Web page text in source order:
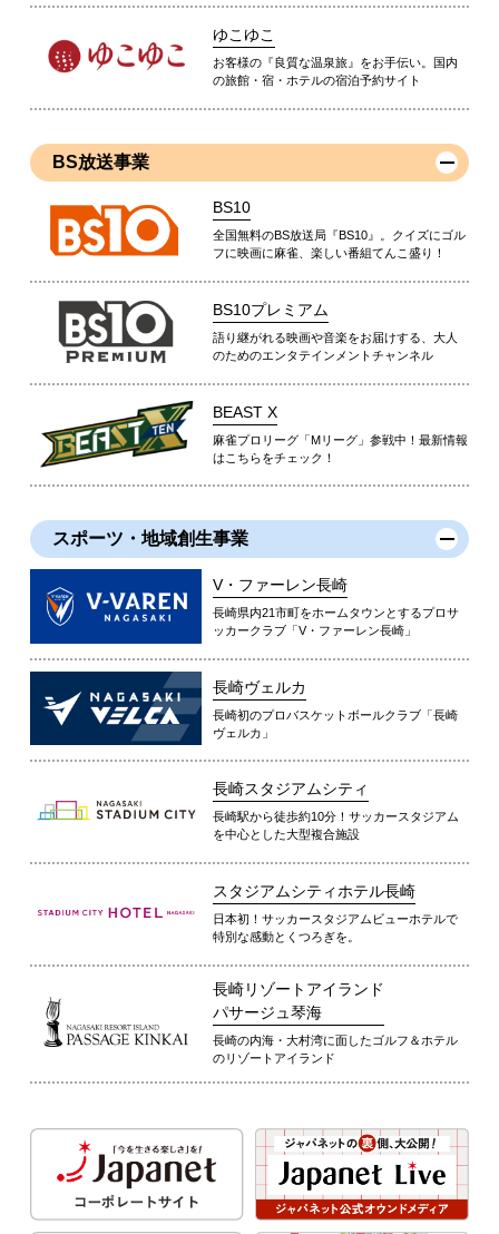
ゆこゆこ
お客様の『良質な温泉旅』をお手伝い。国内
の旅館・宿・ホテルの宿泊予約サイト
BS放送事業
BS10
全国無料のBS放送局『BS10』。クイズにゴル
フに映画に麻雀、楽しい番組てんこ盛り！
BS10プレミアム
語り継がれる映画や音楽をお届けする、大人
のためのエンタテインメントチャンネル
BEAST X
麻雀プロリーグ「Mリーグ」参戦中！最新情報
はこちらをチェック！
スポーツ・地域創生事業
V・ファーレン長崎
長崎県内21市町をホームタウンとするプロサ
ッカークラブ「V・ファーレン長崎」
長崎ヴェルカ
長崎初のプロバスケットボールクラブ「長崎
ヴェルカ」
長崎スタジアムシティ
長崎駅から徒歩約10分！サッカースタジアム
を中心とした大型複合施設
スタジアムシティホテル長崎
日本初！サッカースタジアムビューホテルで
特別な感動とくつろぎを。
長崎リゾートアイランド
パサージュ琴海
長崎の内海・大村湾に面したゴルフ＆ホテル
のリゾートアイランド